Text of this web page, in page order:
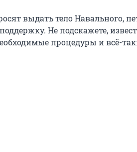
выдать тело Навального,
Не подскажете,
процедуры и всё-